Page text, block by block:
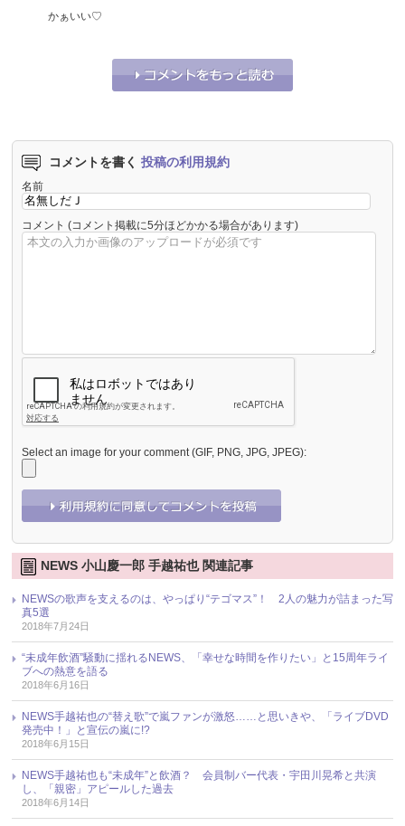
かぁいい♡
7 うーん… 0
コメントを書く 投稿の利用規約
名前
コメント (コメント掲載に5分ほどかかる場合があります)
Select an image for your comment (GIF, PNG, JPG, JPEG):
NEWS 小山慶一郎 手越祐也 関連記事
NEWSの歌声を支えるのは、やっぱり“テゴマス”！ 2人の魅力が詰まった写
真5選
2018年7月24日
“未成年飲酒”騒動に揺れるNEWS、「幸せな時間を作りたい」と15周年ライ
ブへの熱意を語る
2018年6月16日
NEWS手越祐也の“替え歌”で嵐ファンが激怒……と思いきや、「ライブDVD
発売中！」と宣伝の嵐に!?
2018年6月15日
NEWS手越祐也も“未成年”と飲酒？ 会員制バー代表・宇田川晃希と共演
し、「親密」アピールした過去
2018年6月14日